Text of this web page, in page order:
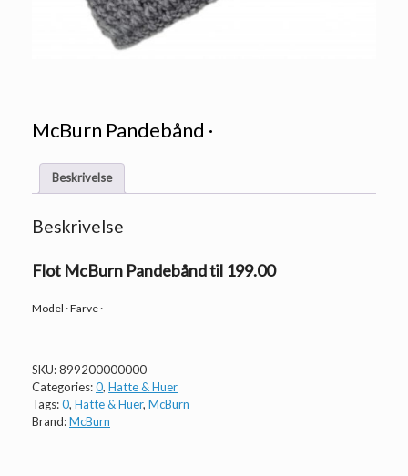
McBurn Pandebånd ·
Beskrivelse
Beskrivelse
Flot McBurn Pandebånd til 199.00
Model · Farve ·
SKU:899200000000
Categories:0, Hatte & Huer
Tags:0, Hatte & Huer, McBurn
Brand:McBurn